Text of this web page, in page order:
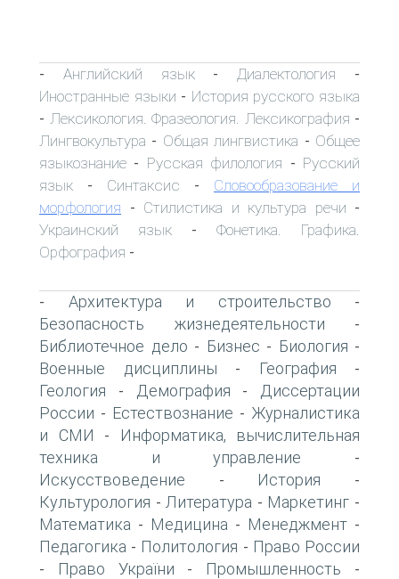
- Английский язык- Диалектология -
Иностранные языки - История русского языка
- Лексикология. Фразеология. Лексикография -
Лингвокультура - Общая лингвистика - Общее
языкознание - Русская филология - Русский
язык - Синтаксис - Словообразование и
морфология - Стилистика и культура речи -
Украинский язык - Фонетика. Графика.
Орфография -
- Архитектура и строительство -
Безопасность жизнедеятельности -
Библиотечное дело - Бизнес - Биология -
Военные дисциплины - География -
Геология - Демография -
Диссертации
России - Естествознание - Журналистика
и СМИ -
Информатика, вычислительная
техника и управление -
Искусствоведение - История -
Культурология - Литература - Маркетинг -
Математика - Медицина - Менеджмент -
Педагогика - Политология - Право России
- Право України - Промышленность -